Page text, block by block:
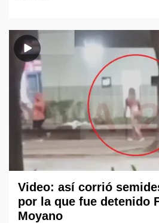
Video: así corrió
por la que fue detenido
Moyano